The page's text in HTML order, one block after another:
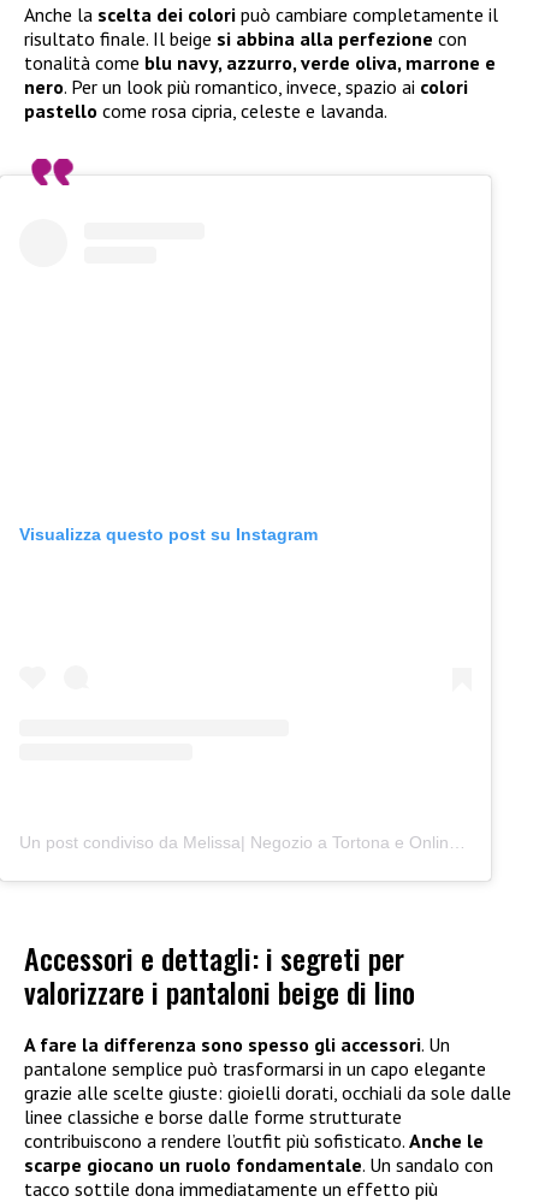
Anche la scelta dei colori può cambiare completamente il
risultato finale. Il beige si abbina alla perfezione con
tonalità come blu navy, azzurro, verde oliva, marrone e
nero. Per un look più romantico, invece, spazio ai colori
pastello come rosa cipria, celeste e lavanda.
Visualizza questo post su Instagram
Accessori e dettagli: i segreti per
valorizzare i pantaloni beige di lino
A fare la differenza sono spesso gli accessori. Un
pantalone semplice può trasformarsi in un capo elegante
grazie alle scelte giuste: gioielli dorati, occhiali da sole dalle
linee classiche e borse dalle forme strutturate
contribuiscono a rendere l’outfit più sofisticato. Anche le
scarpe giocano un ruolo fondamentale. Un sandalo con
tacco sottile dona immediatamente un effetto più